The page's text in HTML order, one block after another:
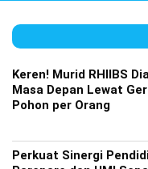
Keren! Murid RHIIBS
Masa Depan Lewat
Pohon per Orang
Perkuat Sinergi